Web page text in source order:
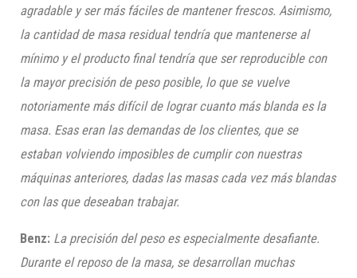
agradable y ser más fáciles de mantener frescos. Asimismo,
la cantidad de masa residual tendría que mantenerse al
mínimo y el producto final tendría que ser reproducible con
la mayor precisión de peso posible, lo que se vuelve
notoriamente más difícil de lograr cuanto más blanda es la
masa. Esas eran las demandas de los clientes, que se
estaban volviendo imposibles de cumplircon nuestras
máquinas anteriores, dadas las masas cada vez más blandas
con las que deseaban trabajar.
Benz: La precisión del peso es especialmente desafiante.
Durante el reposo de la masa, se desarrollan muchas